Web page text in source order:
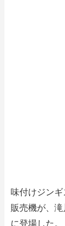
味付けジン
販売機が、
に登場した。